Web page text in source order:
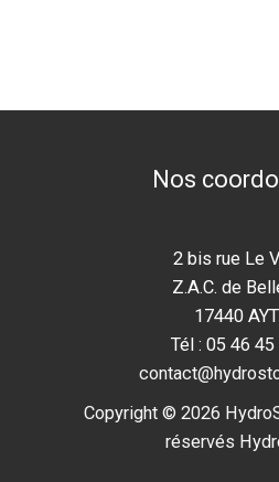
Nos
2 bis rue Le
Z.A.C. de
17440
Tél : 05 46
Copyright © 2026
réservés